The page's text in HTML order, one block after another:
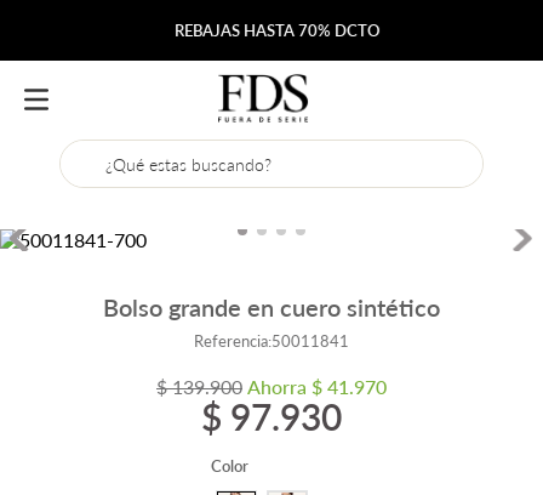
REBAJAS HASTA 70% DCTO
¿Qué estas buscando?
Bolso grande en cuero sintético
Referencia:50011841
$ 139.900 Ahorra $ 41 .970
$ 97.930
Color